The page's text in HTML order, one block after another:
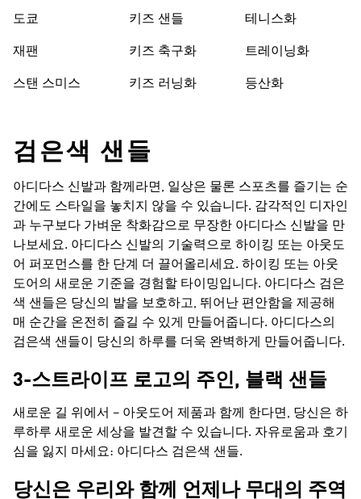
도쿄
재팬
스탠 스미스
키즈 샌들
키즈 축구화
키즈 러닝화
테니스화
트레이닝화
등산화
검은색 샌들
아디다스 신발과 함께라면, 일상은 물론 스포츠를 즐기는 순
간에도 스타일을 놓치지 않을 수 있습니다. 감각적인 디자인
과 누구보다 가벼운 착화감으로 무장한 아디다스 신발을 만
나보세요. 아디다스 신발의 기술력으로 하이킹 또는 아웃도
어 퍼포먼스를 한 단계 더 끌어올리세요. 하이킹 또는 아웃
도어의 새로운 기준을 경험할 타이밍입니다. 아디다스 검은
색 샌들은 당신의 발을 보호하고, 뛰어난 편안함을 제공해
매 순간을 온전히 즐길 수 있게 만들어줍니다. 아디다스의
검은색 샌들이 당신의 하루를 더욱 완벽하게 만들어줍니다.
3-스트라이프 로고의 주인, 블랙 샌들
새로운 길 위에서 – 아웃도어 제품과 함께 한다면, 당신은 하
루하루 새로운 세상을 발견할 수 있습니다. 자유로움과 호기
심을 잃지 마세요: 아디다스 검은색 샌들.
당신은 우리와 함께 언제나 무대의 주역